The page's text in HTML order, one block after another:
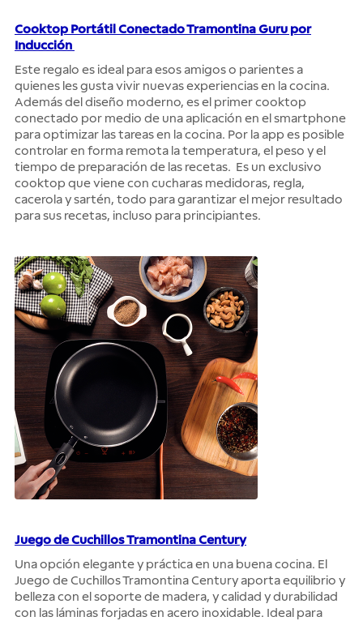
Cooktop Portátil Conectado Tramontina Guru por
Inducción
Este regalo es ideal para esos amigos o parientes a
quienes les gusta vivir nuevas experiencias en la cocina.
Además del diseño moderno, es el primer cooktop
conectado por medio de una aplicación en el smartphone
para optimizar las tareas en la cocina. Por la app es posible
controlar en forma remota la temperatura, el peso y el
tiempo de preparación de las recetas. Es un exclusivo
cooktop que viene con cucharas medidoras, regla,
cacerola y sartén, todo para garantizar el mejor resultado
para sus recetas, incluso para principiantes.
Juego de Cuchillos Tramontina Century
Una opción elegante y práctica en una buena cocina. El
Juego de Cuchillos Tramontina Century aporta equilibrio y
belleza con el soporte de madera, y calidad y durabilidad
con las láminas forjadas en acero inoxidable. Ideal para